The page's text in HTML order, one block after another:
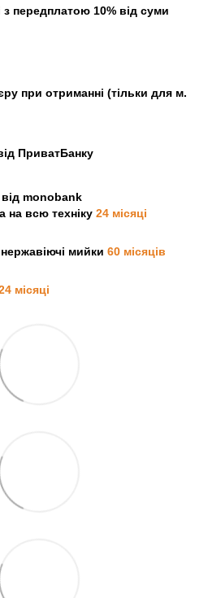
передплатою 10% від суми
при отриманні (тільки для м.
ПриватБанку
monobank
на всю техніку 24 місяці
нержавіючі мийки 60 місяців
місяці